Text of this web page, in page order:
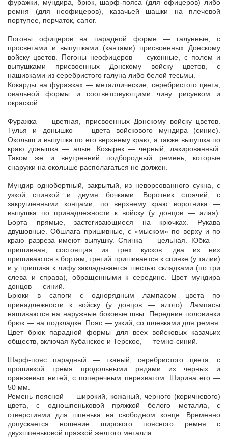
фуражки, мундира, брюк, шарф-пояса (для офицеров) либо
ремня (для неофицеров), казачьей шашки на плечевой
портупее, перчаток, сапог.
Погоны офицеров на парадной форме — галунные, с
просветами и выпушками (кантами) присвоенных Донскому
войску цветов. Погоны неофицеров — суконные, с полем и
выпушками присвоенных Донскому войску цветов, с
нашивками из серебристого галуна либо белой тесьмы.
Кокарды на фуражках — металлические, серебристого цвета,
овальной формы и соответствующими чину рисунком и
окраской.
Фуражка — цветная, присвоенных Донскому войску цветов.
Тулья и донышко — цвета войскового мундира (синие).
Околыш и выпушка по его верхнему краю, а также выпушка по
краю донышка — алые. Козырек — черный, лакированный.
Таком же и внутренний подбородный ремень, которые
снаружи на околыше располагаться не должен.
Мундир однобортный, закрытый, из неворсованного сукна, с
узкой спинкой и двумя бочками. Воротник стоячий, с
закругленными концами, по верхнему краю воротника —
выпушка по принадлежности к войску (у донцов — алая).
Борта прямые, застегивающиеся на крючках. Рукава
двушовные. Обшлага пришивные, с «мыском» по верху и по
краю разреза имеют выпушку. Спинка — цельная. Юбка —
пришивная, состоящая из трех кусков: два из них
пришиваются к бортам; третий пришивается к спинке (у талии)
и у пришива к лифу закладывается шестью складками (по три
слева и справа), обращенными к середине. Цвет мундира
донцов — синий.
Брюки в сапоги с однорядным лампасом цвета по
принадлежности к войску (у донцов — алого). Лампасы
нашиваются на наружные боковые швы. Передние половинки
брюк — на подкладке. Пояс — узкий, со шлевками для ремня.
Цвет брюк парадной формы для всех войсковых казачьих
обществ, включая Кубанское и Терское, — темно-синий.
Шарф-пояс парадный — тканый, серебристого цвета, с
прошивкой тремя продольными рядами из черных и
оранжевых нитей, с поперечным перехватом. Ширина его —
50 мм.
Ремень поясной — широкий, кожаный, черного (коричневого)
цвета, с одношпеньковой пряжкой белого металла, с
отверстиями для шпенька на свободном конце. Временно
допускается ношение широкого поясного ремня с
двухшпеньковой пряжкой желтого металла.